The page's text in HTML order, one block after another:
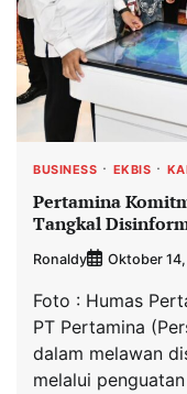
BUSINESS EKBIS
Pertamina
Tangkal
Ronaldy Oktober
Foto : Humas
PT Pertamina
dalam melawan
melalui